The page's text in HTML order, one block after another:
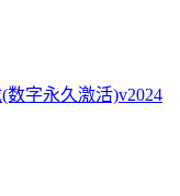
数字永久激活)v2024